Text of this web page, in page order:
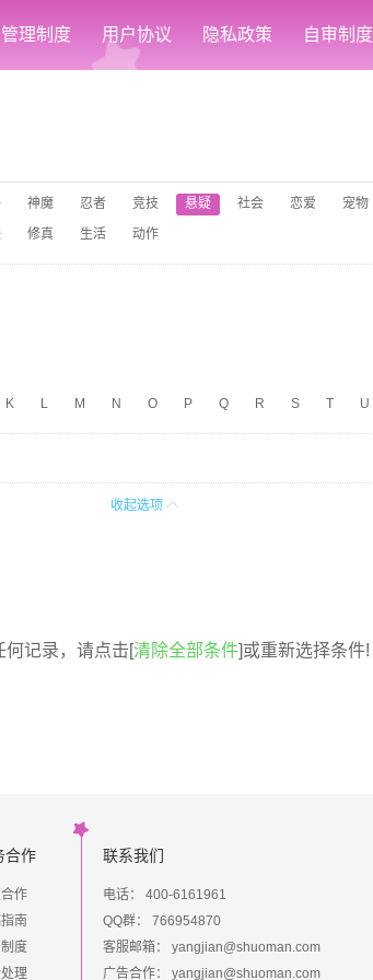
管理制度 用户协议 隐私政策 自审制度
神魔 忍者 竞技 悬疑 社会 恋爱 宠物
修真 生活 动作
K L M N O P Q R S T U
收起选项
何记录，请点击[清除全部条件]或重新选择条件!
合作
作
南
制度
理
联系我们
电话： 400-6161961
QQ群： 766954870
客服邮箱： yangjian@shuoman.com
广告合作： yangjian@shuoman.com